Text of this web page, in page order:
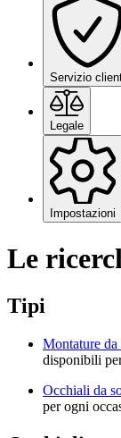
Servizio
Legale
Impostazioni
Le
Tipi
Montature da
disponibili
Occhiali da
per ogni